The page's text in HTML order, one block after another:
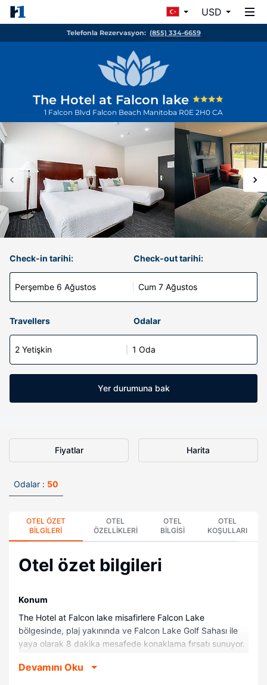
USD
Telefonla Rezervasyon: (855) 334-6659
The Hotel at Falcon lake
1 Falcon Blvd Falcon Beach Manitoba R0E 2H0 CA
Check-in tarihi:
Perşembe 6 Ağustos
Check-out tarihi:
Cum 7 Ağustos
Travellers Odalar
2 Yetişkin 1 Oda
Yer durumuna bak
Fiyatlar Harita
Odalar : 50
OTEL ÖZET
BILGILERI
OTEL
ÖZELLIKLERI
OTEL
BILGISI
OTEL
KOŞULLARI
Otel özet bilgileri
Konum
The Hotel at Falcon lake misafirlere Falcon Lake
bölgesinde, plaj yakınında ve Falcon Lake Golf Sahası ile
yaya olarak 8 dakika mesafede konaklama fırsatı sunuyor.
Odalar
Devamını Oku